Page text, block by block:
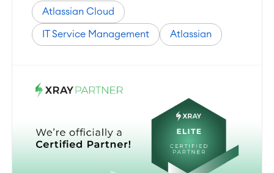
Atlassian Cloud
IT Service Management Atlassian